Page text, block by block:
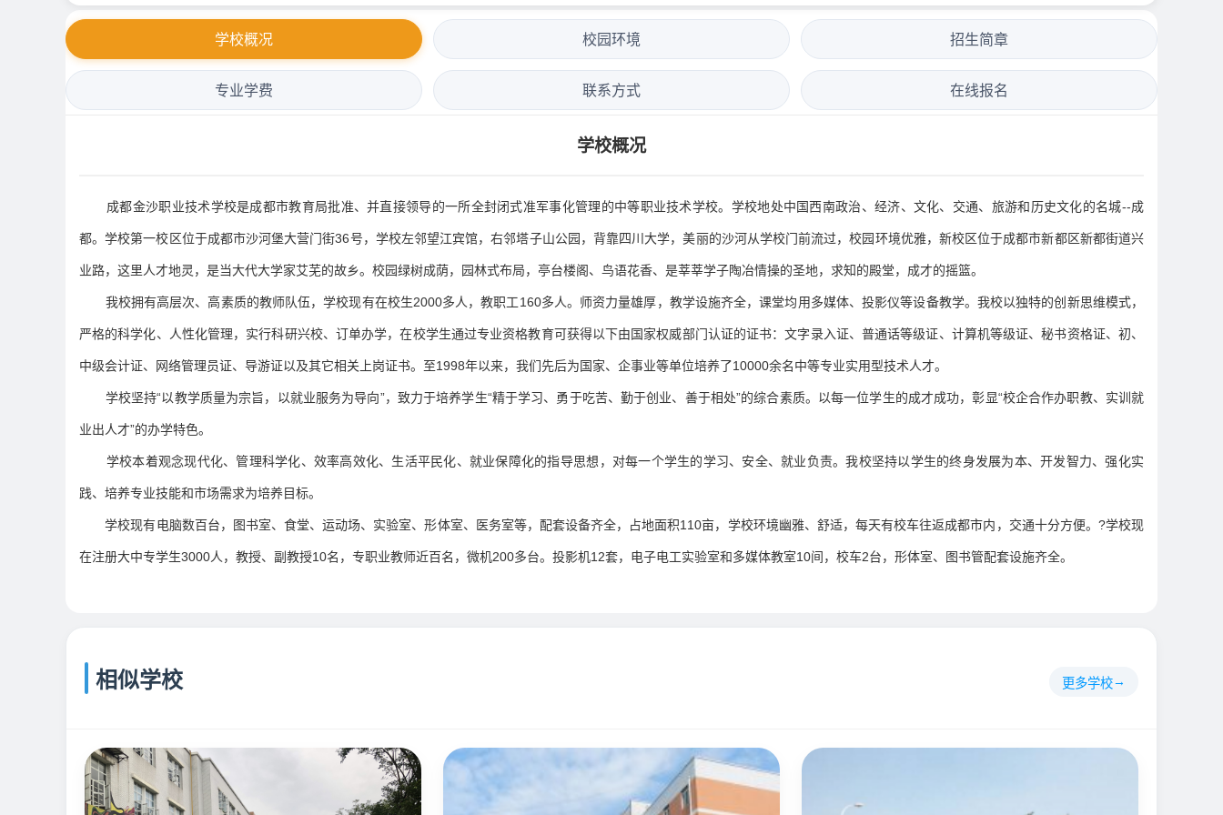
学校概况 校园环境 招生简章
专业学费 联系方式 在线报名
学校概况
成都金沙职业技术学校是成都市教育局批准、并直接领导的一所全封闭式准军事化管理的中等职业技术学校。学校地处中国西南政治、经济、文化、交通、旅游和历史文化的名城--成
都。学校第一校区位于成都市沙河堡大营门街36号，学校左邻望江宾馆，右邻塔子山公园，背靠四川大学，美丽的沙河从学校门前流过，校园环境优雅，新校区位于成都市新都区新都街道兴
业路，这里人才地灵，是当大代大学家艾芜的故乡。校园绿树成荫，园林式布局，亭台楼阁、鸟语花香、是莘莘学子陶冶情操的圣地，求知的殿堂，成才的摇篮。
我校拥有高层次、高素质的教师队伍，学校现有在校生2000多人，教职工160多人。师资力量雄厚，教学设施齐全，课堂均用多媒体、投影仪等设备教学。我校以独特的创新思维模式，
严格的科学化、人性化管理，实行科研兴校、订单办学，在校学生通过专业资格教育可获得以下由国家权威部门认证的证书：文字录入证、普通话等级证、计算机等级证、秘书资格证、初、
中级会计证、网络管理员证、导游证以及其它相关上岗证书。至1998年以来，我们先后为国家、企事业等单位培养了10000余名中等专业实用型技术人才。
学校坚持“以教学质量为宗旨，以就业服务为导向”，致力于培养学生“精于学习、勇于吃苦、勤于创业、善于相处”的综合素质。以每一位学生的成才成功，彰显“校企合作办职教、实训就
业出人才”的办学特色。
学校本着观念现代化、管理科学化、效率高效化、生活平民化、就业保障化的指导思想，对每一个学生的学习、安全、就业负责。我校坚持以学生的终身发展为本、开发智力、强化实
践、培养专业技能和市场需求为培养目标。
学校现有电脑数百台，图书室、食堂、运动场、实验室、形体室、医务室等，配套设备齐全，占地面积110亩，学校环境幽雅、舒适，每天有校车往返成都市内，交通十分方便。?学校现
在注册大中专学生3000人，教授、副教授10名，专职业教师近百名，微机200多台。投影机12套，电子电工实验室和多媒体教室10间，校车2台，形体室、图书管配套设施齐全。
相似学校 更多学校